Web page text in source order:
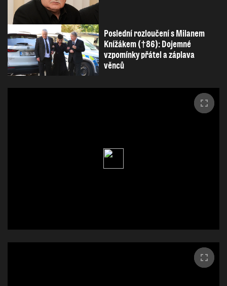
Poslední rozloučení s Milanem
Knížákem (†86): Dojemné
vzpomínky přátel a záplava
věnců